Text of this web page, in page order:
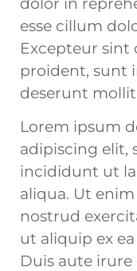
esse cillum
Excepteur sint
proident, sunt
deserunt
Lorem ipsum
adipiscing elit,
incididunt ut
aliqua. Ut
nostrud
ut aliquip ex
Duis aute